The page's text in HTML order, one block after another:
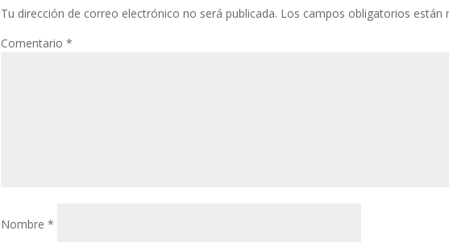
Tu dirección de correo electrónico no será publicada. Los campos obligatorios están
Comentario *
Nombre *